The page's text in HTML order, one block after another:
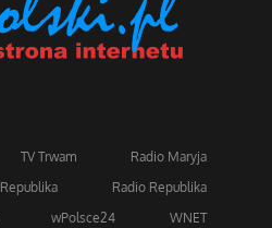
TV Trwam
Radio Maryja
Radio Republika
wPolsce24
WNET